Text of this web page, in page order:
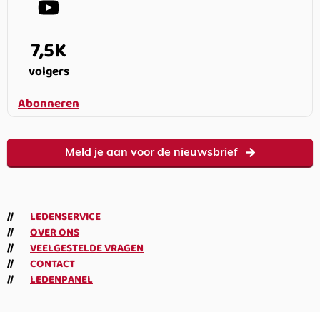
7,5K
volgers
Abonneren
Meld je aan voor de nieuwsbrief
LEDENSERVICE
OVER ONS
VEELGESTELDE VRAGEN
CONTACT
LEDENPANEL